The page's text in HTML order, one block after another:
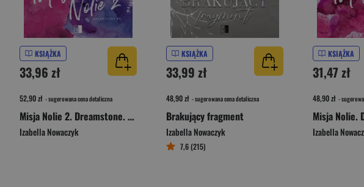
KSIĄŻKA
33,96 zł
52,90 zł - sugerowana cena detaliczna
Misja Nolie 2. Dreamstone. Tom 3
Izabella Nowaczyk
KSIĄŻKA
33,99 zł
48,90 zł - sugerowana cena detaliczna
Brakujący fragment
Izabella Nowaczyk
7,6 (215)
KSIĄŻKA
31,47 zł
48,90 zł -
Izabella